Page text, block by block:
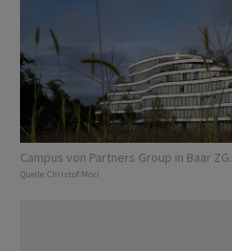
Campus von Partners Group in Baar ZG.
Quelle: Christof Möri